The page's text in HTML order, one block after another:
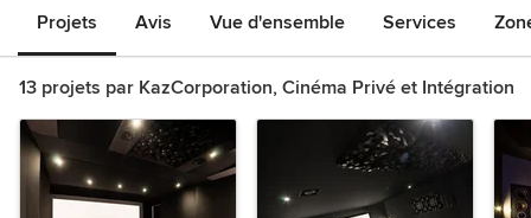
Projets Avis Vue d'ensemble Services
13 projets par KazCorporation, Cinéma Privé et Intégration